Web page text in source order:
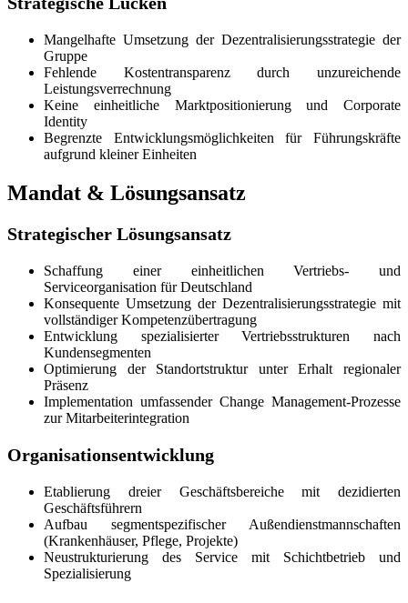
Mangelhafte Umsetzung der Dezentralisierungsstrategie der
Gruppe
Fehlende Kostentransparenz durch unzureichende
Leistungsverrechnung
Keine einheitliche Marktpositionierung und Corporate
Identity
Begrenzte Entwicklungsmöglichkeiten für Führungskräfte
aufgrund kleiner Einheiten
Mandat & Lösungsansatz
Strategischer Lösungsansatz
Schaffung einer einheitlichen Vertriebs- und
Serviceorganisation für Deutschland
Konsequente Umsetzung der Dezentralisierungsstrategie mit
vollständiger Kompetenzübertragung
Entwicklung spezialisierter Vertriebsstrukturen nach
Kundensegmenten
Optimierung der Standortstruktur unter Erhalt regionaler
Präsenz
Implementation umfassender Change Management-Prozesse
zur Mitarbeiterintegration
Organisationsentwicklung
Etablierung dreier Geschäftsbereiche mit dezidierten
Geschäftsführern
Aufbau segmentspezifischer Außendienstmannschaften
(Krankenhäuser, Pflege, Projekte)
Neustrukturierung des Service mit Schichtbetrieb und
Spezialisierung